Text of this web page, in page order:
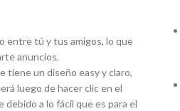
entre tú y tus amigos, lo que
anuncios.
tiene un diseño easy y claro,
luego de hacer clic en el
a lo fácil que es para el